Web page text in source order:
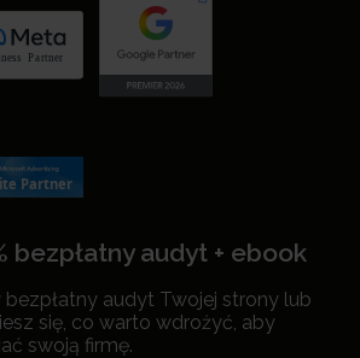
bezpłatny audyt + ebook
audyt Twojej strony lub
się, co warto wdrożyć, aby
swoją firmę.